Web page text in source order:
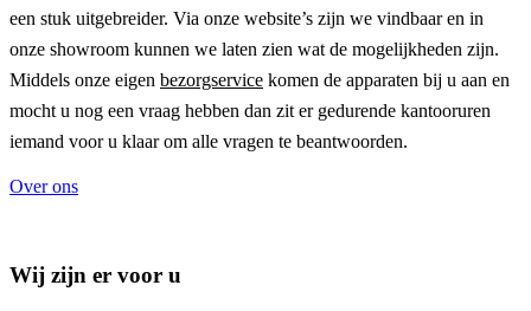
een stuk uitgebreider. Via onze website’s zijn we vindbaar en in
onze showroom kunnen we laten zien wat de mogelijkheden zijn.
Middels onze eigen bezorgservice komen de apparaten bij u aan en
mocht u nog een vraag hebben dan zit er gedurende kantooruren
iemand voor u klaar om alle vragen te beantwoorden.
Over ons
Wij zijn er voor u